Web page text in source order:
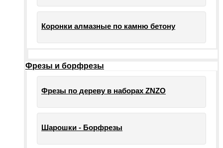
Коронки алмазные по камню бетону
Фрезы и борфрезы
Фрезы по дереву в наборах ZNZO
Шарошки - Борфрезы